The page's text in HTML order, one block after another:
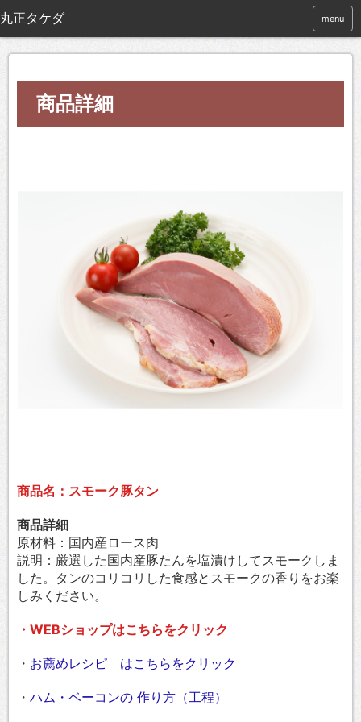
menu
商品詳細
商品名：スモーク豚タン
商品詳細
原材料：国内産ロース肉
説明：厳選した国内産豚たんを塩漬けしてスモークしま
した。タンのコリコリした食感とスモークの香りをお楽
しみください。
・WEBショップはこちらをクリック
・ お薦めレシピ はこちらをクリック
・ ハム・ベーコンの 作り方（工程）